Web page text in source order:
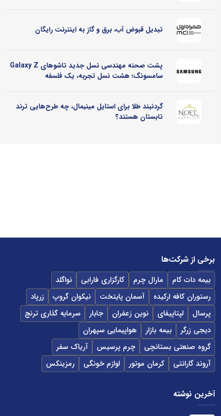
تبدیل قبوض آب، برق و گاز به اینترنت رایگان
پشت صحنه مهندسی نسل جدید تاشوهای Galaxy Z
سامسونگ؛ هشت نسل تجربه، یک فلسفه
گردنبند طلا برای استایل مینیمال، چه طرح‌هایی ترند
تابستان هستند؟
برخی از شرکت‌ها
بیمه دات کام مارال چرم کارگزاری فارابی
نواگلد
رستوران کافه ارکیده
آسمان پایتخت نیکوان گروپ
زرپاد
پرسال
لپتاپیفای نوین زعفران جابار
سرمایه گذاری ترنج
دیجی زرگر
بیمه بازار
هواپیمایی سپهران
گروه صنعتی بستانچی
چرم پرسیس
آریاک سفر
آروند گارانتی
کرمان موتور لوازم خونگی رمزینکس
آخرین نوشته